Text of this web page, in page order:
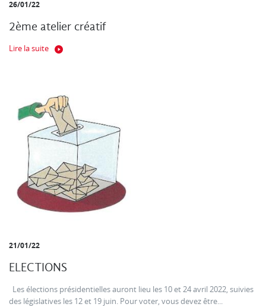
26/01/22
2ème atelier créatif
Lire la suite
21/01/22
ELECTIONS
Les élections présidentielles auront lieu les 10 et 24 avril 2022, suivies
des législatives les 12 et 19 juin. Pour voter, vous devez être...